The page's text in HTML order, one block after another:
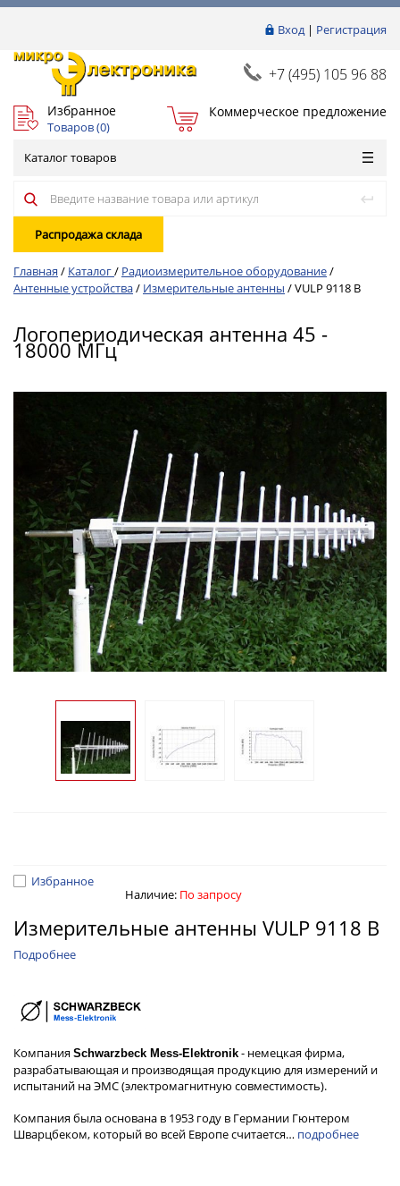
Вход| Регистрация
+7 (495) 105 96 88
Избранное
Товаров (0)
Коммерческое предложение
Каталог товаров
Распродажа склада
Главная / Каталог/ Радиоизмерительное оборудование/
Антенные устройства/ Измерительные антенны /VULP 9118 B
Логопериодическая антенна 45 -
18000 МГц
Избранное
Наличие: По запросу
Измерительные антенны VULP 9118 B
Подробнее
Компания Schwarzbeck Mess-Elektronik - немецкая фирма,
разрабатывающая и производящая продукцию для измерений и
испытаний на ЭМС (электромагнитную совместимость).
Компания была основана в 1953 году в Германии Гюнтером
Шварцбеком, который во всей Европе считается… подробнее